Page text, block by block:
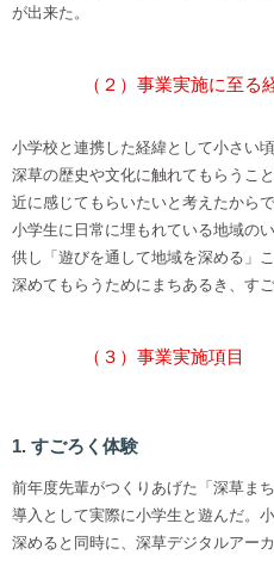
が出来た。
（２）事業実施に至る
小学校と連携した経緯として小さい
深草の歴史や文化に触れてもらうこ
近に感じてもらいたいと考えたから
小学生に日常に埋もれている地域の
供し「遊びを通して地域を深める」
深めてもらうためにまちあるき、す
（３）事業実施項目
1. すごろく体験
前年度先輩がつくりあげた「深草ま
導入として実際に小学生と遊んだ。
深めると同時に、深草デジタルアー